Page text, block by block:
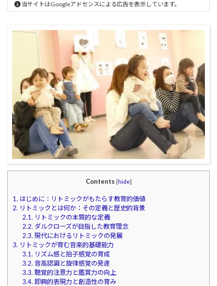
当サイトはGoogleアドセンスによる広告を表示しています。
Contents [hide]
1. はじめに：リトミックがもたらす教育的価値
2. リトミックとは何か：その定義と歴史的背景
2.1. リトミックの本質的な定義
2.2. ダルクローズが目指した教育理念
2.3. 現代におけるリトミックの発展
3. リトミックが育む音楽的基礎能力
3.1. リズム感と拍子感覚の育成
3.2. 音高認識と旋律感覚の発達
3.3. 聴覚的注意力と鑑賞力の向上
3.4. 即興的表現力と創造性の育み